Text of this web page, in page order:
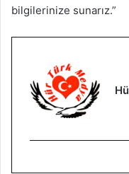
bilgilerinize sunarız.”